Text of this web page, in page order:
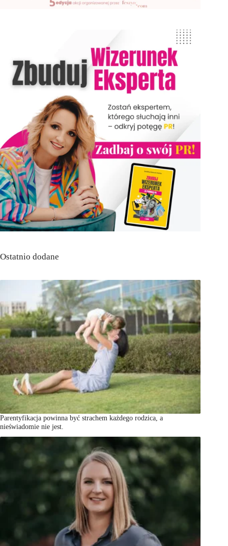
Ostatnio dodane
Parentyfikacja powinna być strachem każdego rodzica, a
nieświadomie nie jest.